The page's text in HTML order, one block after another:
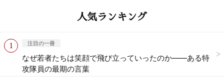
人気ランキング
注目の一冊
なぜ若者たちは笑顔で飛び立っていったのか——ある特
攻隊員の最期の言葉